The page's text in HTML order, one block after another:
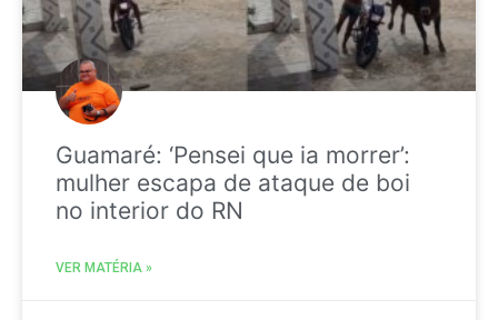
Guamaré: ‘Pensei que ia morrer’:
mulher escapa de ataque de boi
no interior do RN
VER MATÉRIA »